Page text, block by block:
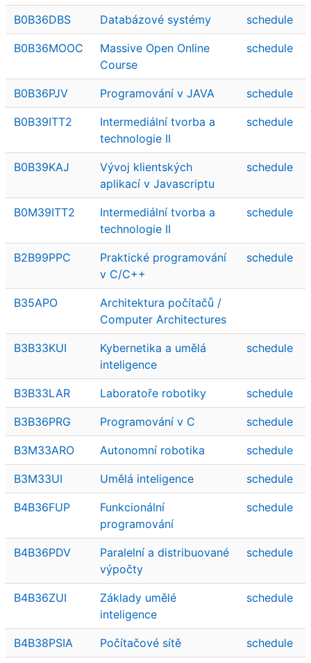
B0B36DBS Databázové systémy schedule
B0B36MOOC
Massive Open Online
Course
schedule
B0B36PJV Programování v JAVA schedule
B0B39ITT2
Intermediální tvorba a
technologie II
schedule
B0B39KAJ
Vývoj klientských
aplikací v Javascriptu
schedule
B0M39ITT2
Intermediální tvorba a
technologie II
schedule
B2B99PPC
Praktické programování
v C/C++
schedule
B35APO
Architektura počítačů /
Computer Architectures
B3B33KUI
Kybernetika a umělá
inteligence
schedule
B3B33LAR Laboratoře robotiky schedule
B3B36PRG Programování v C schedule
B3M33ARO Autonomní robotika schedule
B3M33UI Umělá inteligence schedule
B4B36FUP
Funkcionální
programování
schedule
B4B36PDV
Paralelní a distribuované
výpočty
schedule
B4B36ZUI
Základy umělé
inteligence
schedule
B4B38PSIA Počítačové sítě schedule